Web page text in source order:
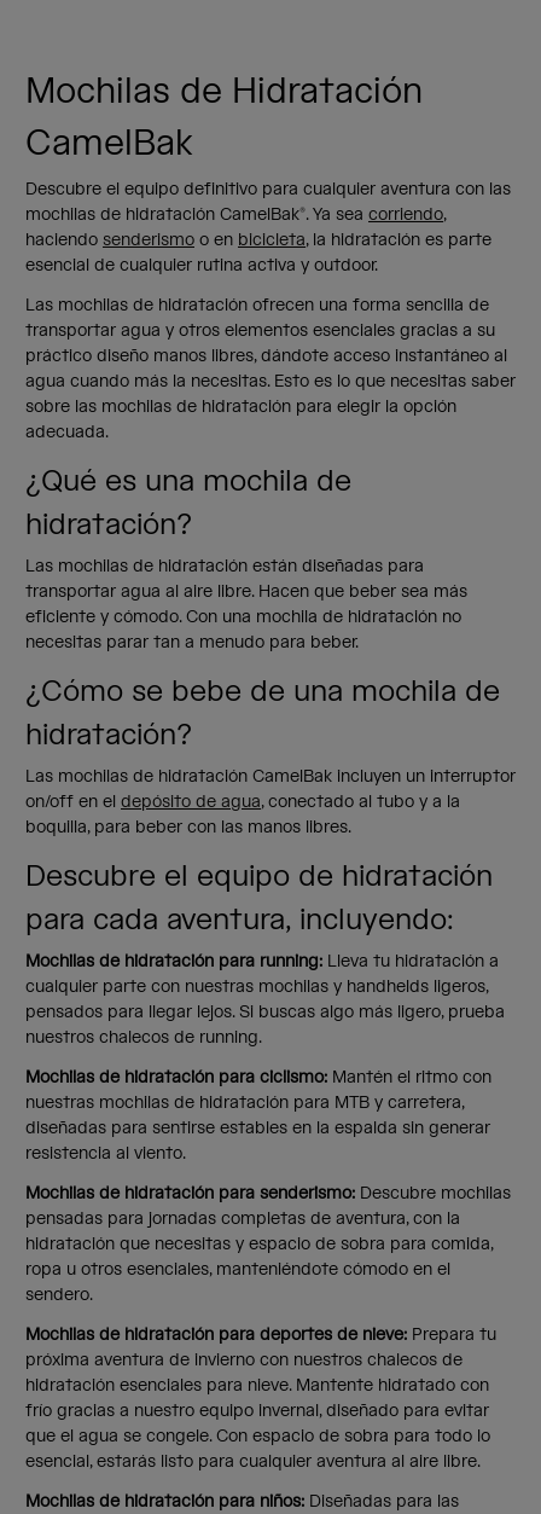
Mochilas de Hidratación
CamelBak
Descubre el equipo definitivo para cualquier aventura con las
mochilas de hidratación CamelBak®. Ya sea corriendo,
haciendo senderismo o en bicicleta, la hidratación es parte
esencial de cualquier rutina activa y outdoor.
Las mochilas de hidratación ofrecen una forma sencilla de
transportar agua y otros elementos esenciales gracias a su
práctico diseño manos libres, dándote acceso instantáneo al
agua cuando más la necesitas. Esto es lo que necesitas saber
sobre las mochilas de hidratación para elegir la opción
adecuada.
¿Qué es una mochila de
hidratación?
Las mochilas de hidratación están diseñadas para
transportar agua al aire libre. Hacen que beber sea más
eficiente y cómodo. Con una mochila de hidratación no
necesitas parar tan a menudo para beber.
¿Cómo se bebe de una mochila de
hidratación?
Las mochilas de hidratación CamelBak incluyen un interruptor
on/off en el depósito de agua, conectado al tubo y a la
boquilla, para beber con las manos libres.
Descubre el equipo de hidratación
para cada aventura, incluyendo:
Mochilas de hidratación para running: Lleva tu hidratación a
cualquier parte con nuestras mochilas y handhelds ligeros,
pensados para llegar lejos. Si buscas algo más ligero, prueba
nuestros chalecos de running.
Mochilas de hidratación para ciclismo: Mantén el ritmo con
nuestras mochilas de hidratación para MTB y carretera,
diseñadas para sentirse estables en la espalda sin generar
resistencia al viento.
Mochilas de hidratación para senderismo: Descubre mochilas
pensadas para jornadas completas de aventura, con la
hidratación que necesitas y espacio de sobra para comida,
ropa u otros esenciales, manteniéndote cómodo en el
sendero.
Mochilas de hidratación para deportes de nieve: Prepara tu
próxima aventura de invierno con nuestros chalecos de
hidratación esenciales para nieve. Mantente hidratado con
frío gracias a nuestro equipo invernal, diseñado para evitar
que el agua se congele. Con espacio de sobra para todo lo
esencial, estarás listo para cualquier aventura al aire libre.
Mochilas de hidratación para niños: Diseñadas para las